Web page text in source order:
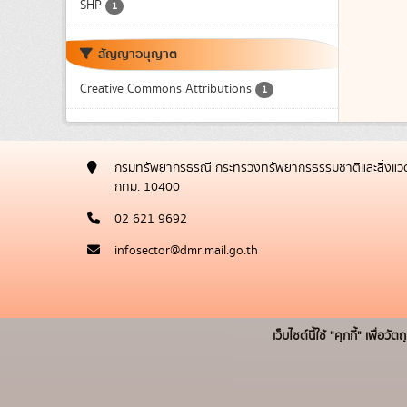
SHP 1
สัญญาอนุญาต
Creative Commons Attributions 1
กรมทรัพยากรธรณี กระทรวงทรัพยากรธรรมชาติและสิ่งแ
กทม. 10400
02 621 9692
infosector@dmr.mail.go.th
เว็บไซต์นี้ใช้ "คุกกี้" เพื่อวั